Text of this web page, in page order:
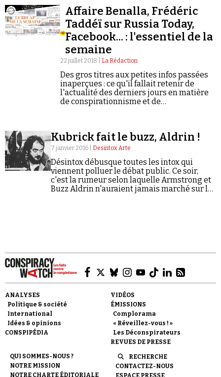
Faire un don
Demander à Vera
Se connecter
Affaire Benalla, Frédéric
Taddéï sur Russia Today,
Facebook... : l'essentiel de la
semaine
22 juillet 2018 | La Rédaction
Des gros titres aux petites infos passées
inaperçues : ce qu'il fallait retenir de
l'actualité des derniers jours en matière
de conspirationnisme et de
Kubrick fait le buzz, Aldrin !
7 janvier 2016 | Desintox Arte
Désintox débusque toutes les intox qui
viennent polluer le débat public. Ce soir,
c'est la rumeur selon laquelle Armstrong et
Buzz Aldrin n'auraient jamais marché sur la
ANALYSES
Politique & société
International
Idées & opinions
CONSPIPÉDIA
VIDÉOS
ÉMISSIONS
Complorama
« Réveillez-vous ! »
Les Déconspirateurs
REVUES DE PRESSE
QUI SOMMES-NOUS ?
NOTRE MISSION
NOTRE CHARTE ÉDITORIALE
RECHERCHE
CONTACTEZ-NOUS
ESPACE PRESSE